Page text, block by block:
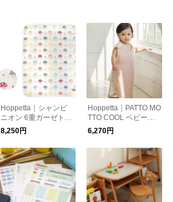
Hoppetta｜シャンピ
ニオン 6重ガーゼトド
ラーケット
8,250円
Hoppetta｜PATTO MO
TTO COOL ベビース
リーパー メッシュ付
6,270円